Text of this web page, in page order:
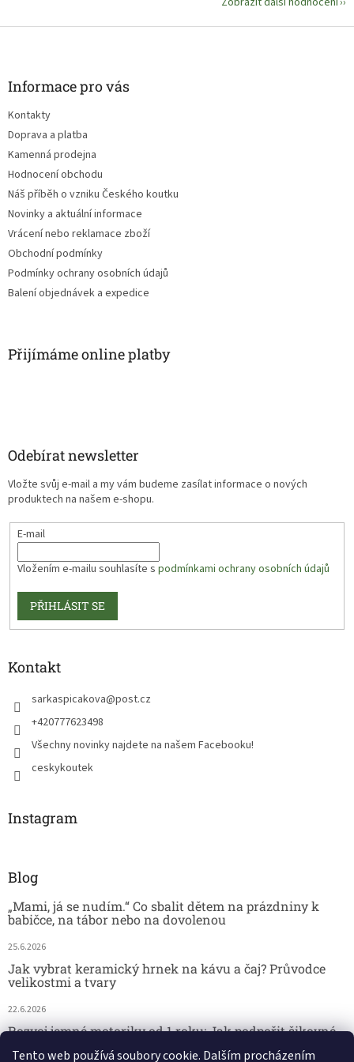
Tento web používá soubory cookie. Dalším procházením
Informace pro vás
Kontakty
Doprava a platba
Kamenná prodejna
Hodnocení obchodu
Náš příběh o vzniku Českého koutku
Novinky a aktuální informace
Vrácení nebo reklamace zboží
Obchodní podmínky
Podmínky ochrany osobních údajů
Balení objednávek a expedice
Přijímáme online platby
Odebírat newsletter
Vložte svůj e-mail a my vám budeme zasílat informace o nových
produktech na našem e-shopu.
E-mail
Vložením e-mailu souhlasíte s podmínkami ochrany osobních údajů
PŘIHLÁSIT SE
Kontakt
sarkaspicakova@post.cz
+420777623498
Všechny novinky najdete na našem Facebooku!
ceskykoutek
Instagram
Blog
„Mami, já se nudím.“ Co sbalit dětem na prázdniny k
babičce, na tábor nebo na dovolenou
25.6.2026
Jak vybrat keramický hrnek na kávu a čaj? Průvodce
velikostmi a tvary
22.6.2026
Rozvoj jemné motoriky od 1 roku: Jak podpořit šikovné